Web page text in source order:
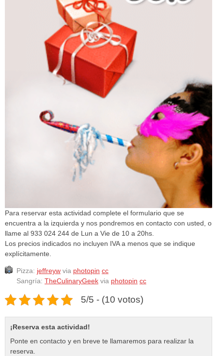
¡Reserva esta actividad!
Ponte en contacto y en breve te llamaremos para realizar la
reserva.
Para reservar esta actividad complete el formulario que se
encuentra a la izquierda y nos pondremos en contacto con usted, o
llame al 933 024 244 de Lun a Vie de 10 a 20hs.
Los precios indicados no incluyen IVA a menos que se indique
explícitamente.
Pizza: jeffreyw via photopin cc
Sangría: TheCulinaryGeek via photopin cc
5/5 - (10 votos)